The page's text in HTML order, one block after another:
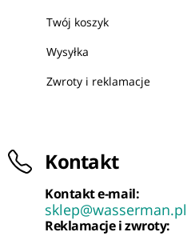
Twój koszyk
Wysyłka
Zwroty i reklamacje
Kontakt
Kontakt e-mail:
sklep@wasserman.pl
Reklamacje i zwroty: